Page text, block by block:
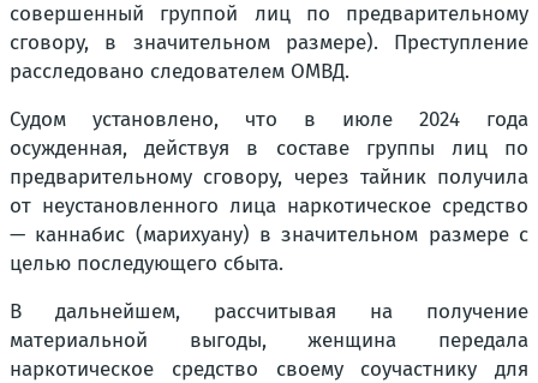
совершенный группой лиц по предварительному
сговору, в значительном размере). Преступление
расследовано следователем ОМВД.
Судом установлено, что в июле 2024 года
осужденная, действуя в составе группы лиц по
предварительному сговору, через тайник получила
от неустановленного лица наркотическое средство
— каннабис (марихуану) в значительном размере с
целью последующего сбыта.
В дальнейшем, рассчитывая на получение
материальной выгоды, женщина передала
наркотическое средство своему соучастнику для